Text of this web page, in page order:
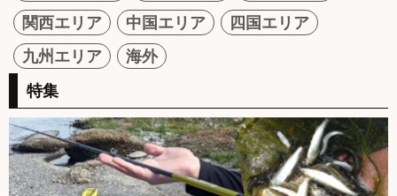
関西エリア
中国エリア
四国エリア
九州エリア
海外
特集